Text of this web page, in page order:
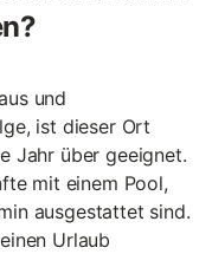
und
ist dieser Ort
Jahr über geeignet.
mit einem Pool,
ausgestattet sind.
Urlaub